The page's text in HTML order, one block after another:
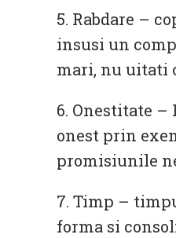
5. Rabdare –
insusi un
mari, nu uitati
6. Onestitate –
onest prin
promisiunile
7. Timp –
forma si